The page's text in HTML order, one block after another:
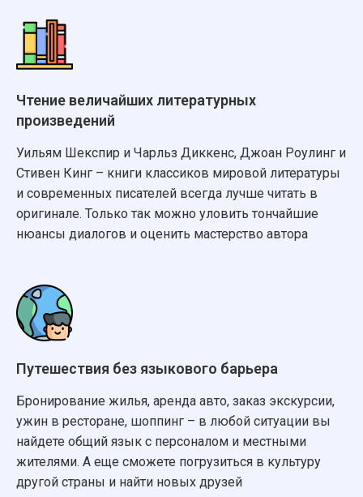
Чтение величайших литературных
произведений
Уильям Шекспир и Чарльз Диккенс, Джоан Роулинг и
Стивен Кинг – книги классиков мировой литературы
и современных писателей всегда лучше читать в
оригинале. Только так можно уловить тончайшие
нюансы диалогов и оценить мастерство автора
Путешествия без языкового барьера
Бронирование жилья, аренда авто, заказ экскурсии,
ужин в ресторане, шоппинг – в любой ситуации вы
найдете общий язык с персоналом и местными
жителями. А еще сможете погрузиться в культуру
другой страны и найти новых друзей
Оставьте свои контактные данные
Наши менеджеры свяжутся с вами
в течение 5 минут